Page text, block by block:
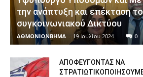
την ανάπτυξη και επέκταση
συγκοινωνιακού Δικτύου
ΑΘΜΟΝΙΟΝΒΗΜΑ - 19 Ιουλίου 2024 0
ΑΠΟΦΕΥΓΟΝΤΑΣ ΝΑ